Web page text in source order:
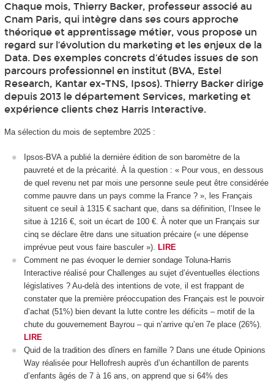
Chaque mois, Thierry Backer, professeur associé au
Cnam Paris, qui intègre dans ses cours approche
théorique et apprentissage métier, vous propose un
regard sur l’évolution du marketing et les enjeux de la
Data. Des exemples concrets d’études issues de son
parcours professionnel en institut (BVA, Estel
Research, Kantar ex-TNS, Ipsos). Thierry Backer dirige
depuis 2013 le département Services, marketing et
expérience clients chez Harris Interactive.
Ma sélection du mois de septembre 2025 :
Ipsos-BVA a publié la dernière édition de son baromètre de la
pauvreté et de la précarité. À la question : « Pour vous, en dessous
de quel revenu net par mois une personne seule peut être considérée
comme pauvre dans un pays comme la France ? », les Français
situent ce seuil à 1315 € sachant que, dans sa définition, l’Insee le
situe à 1216 €, soit un écart de 100 €. À noter que un Français sur
cinq se déclare être dans une situation précaire (« une dépense
imprévue peut vous faire basculer »).
LIRE
Comment ne pas évoquer le dernier sondage Toluna-Harris
Interactive réalisé pour Challenges au sujet d’éventuelles élections
législatives ? Au-delà des intentions de vote, il est frappant de
constater que la première préoccupation des Français est le pouvoir
d’achat (51%) bien devant la lutte contre les déficits – motif de la
chute du gouvernement Bayrou – qui n’arrive qu’en 7e place (26%).
LIRE
Quid de la tradition des dîners en famille ? Dans une étude Opinions
Way réalisée pour Hellofresh auprès d’un échantillon de parents
d’enfants âgés de 7 à 16 ans, on apprend que si 64% des